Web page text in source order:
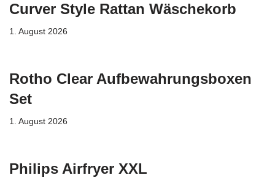
Curver Style Rattan Wäschekorb
1. August 2026
Rotho Clear Aufbewahrungsboxen
Set
1. August 2026
Philips Airfryer XXL